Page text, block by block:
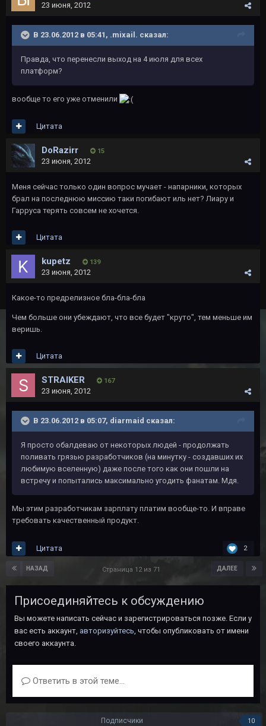
23 июня, 2012
В 23.06.2012 в 05:41, .mixail. сказал:
Правда, что перенесли выход на 4 июля для всех
платформ?
вообще то его уже отменили
Цитата
DoRazirr 15
23 июня, 2012
Меня сейчас только один вопрос мучает - напарники, которых
брал на последнюю миссию таки погибают иль нет? Лиару и
Гарруса терять совсем не хочется.
Цитата
kupetz 139
23 июня, 2012
Какое-то предрелизное бла-бла-бла
Чем больше они убеждают, что все будет "круто", тем меньше им
веришь.
Цитата
STRAIKER 167
23 июня, 2012
В 23.06.2012 в 05:07, diarmaid сказал:
Я просто обалдеваю от некоторых людей - продолжать
поливать грязью разработчиков (на минутку - создавших их
любимую вселенную) даже после того как они пошли на
встречу и попытались максимально угодить фанатам. Мдя.
Мы этим разработчикам зарплату платим вообще-то. И вправе
требовать качественный продукт.
2
Цитата
НАЗАД ДАЛЕЕ
Страница 12 из 71
Присоединяйтесь к обсуждению
Вы можете написать сейчас и зарегистрироваться позже. Если у
вас есть аккаунт, авторизуйтесь, чтобы опубликовать от имени
своего аккаунта.
Ответить в этой теме...
Подписчики 10